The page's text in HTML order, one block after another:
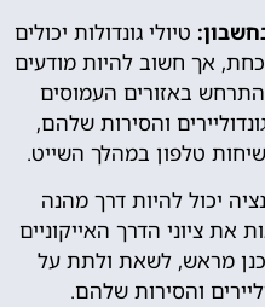
טיולי גונדולות יכולים
אך חשוב להיות מודעים
באזורים העמוסים
והסירות שלהם,
טלפון במהלך השייט.
יכול להיות דרך מהנה
את ציוני הדרך האייקוניים
מראש, לשאת ולתת על
והסירות שלהם.